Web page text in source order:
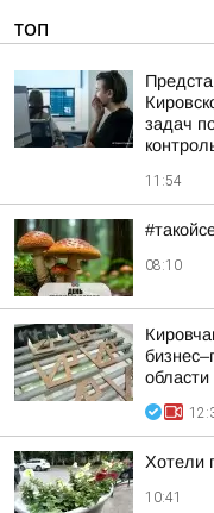
ТОП
задач
11:54
08:10
области
Хотели
10:41